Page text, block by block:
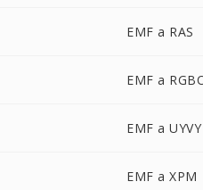
EMF a RAS
EMF a
EMF a UYVY
EMF a XPM